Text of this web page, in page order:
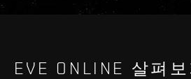
EVE ONLINE 살펴보